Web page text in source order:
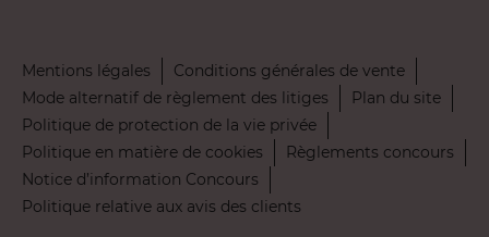
Mentions légales
Conditions générales de vente
Mode alternatif de règlement des litiges
Plan du site
Politique de protection de la vie privée
Politique en matière de cookies
Règlements concours
Notice d’information Concours
Politique relative aux avis des clients